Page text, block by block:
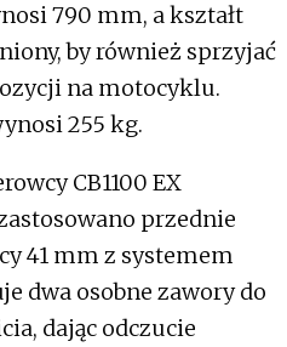
790 mm, a kształt
by również sprzyjać
na motocyklu.
255 kg.
CB1100 EX
przednie
41 mm z systemem
dwa osobne zawory do
dając odczucie